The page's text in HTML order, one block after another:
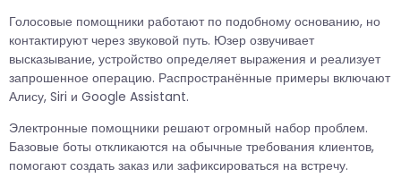
Голосовые помощники работают по подобному основанию, но
контактируют через звуковой путь. Юзер озвучивает
высказывание, устройство определяет выражения и реализует
запрошенное операцию. Распространённые примеры включают
Алису, Siri и Google Assistant.
Электронные помощники решают огромный набор проблем.
Базовые боты откликаются на обычные требования клиентов,
помогают создать заказ или зафиксироваться на встречу.